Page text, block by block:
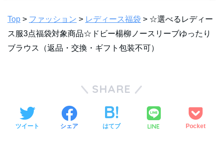
Top > ファッション > レディース福袋 > ☆選べるレディー
ス服3点福袋対象商品☆ドビー楊柳ノースリーブゆったり
ブラウス（返品・交換・ギフト包装不可）
SHARE
ツイート シェア はてブ LINE Pocket